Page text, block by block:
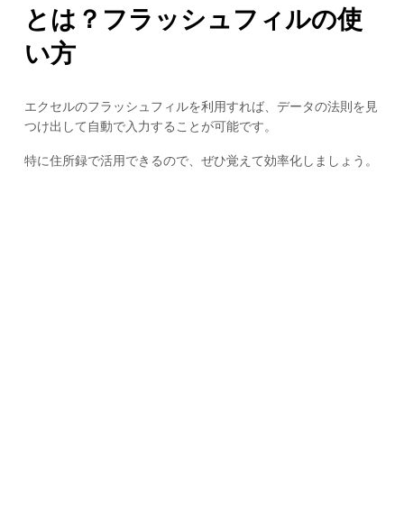
とは？フラッシュフィルの使
い方
エクセルのフラッシュフィルを利用すれば、データの法則を見
つけ出して自動で入力することが可能です。
特に住所録で活用できるので、ぜひ覚えて効率化しましょう。